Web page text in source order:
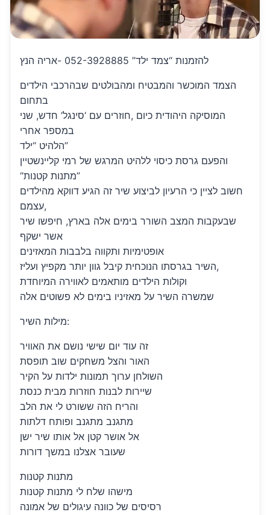
להזמנות “צמד ילד” 052-3928885 -אריה הנץ
הצמד המוכשר והמבטיח ומהבולטים שבהרכבי הילדים
בתחום
המוסיקה היהודית כיום ,חוזרים עם ‘סינגל’ חדש, שני
במספר אחרי
הלהיט “ילד”
והפעם גרסת כיסוי ללהיט המרגש של רמי קליינשטיין
“מתנות קטנות”
חשוב לציין כי הרעיון לביצוע שיר זה הגיע דווקא מהילדים
עצמם,
שבעקבות המצב השורר בימים אלה בארץ, חיפשו שיר
אשר ישקף
אופטימיות ותקווה בלבבות המאזינים
השיר בגרסתו הנוכחית קיבל גוון יותר מקפיץ ועליז,
וקולות הילדים מותאמים לאווירה המיוחדת
שמשרה השיר על מאזיניו בימים לא פשוטים אלה
מילות השיר:
זה עוד יום שישי נושם את האוויר
האור והצל משחקים שוב תופסת
השולחן ערוך תמונות ילדות על הקיר
שיירות לבנות חוזרות מבית כנסת
והריח הזה ששורט לי את הלב
מתגנב מתגנב ופותח דלתות
אל אושר קטן אל אותו שיר ישן
שעובר אצלנו במשך דורות
מתנות קטנות
מישהו שלח לי מתנות קטנות
רסיסים של כוונה עיגולים של אמונה